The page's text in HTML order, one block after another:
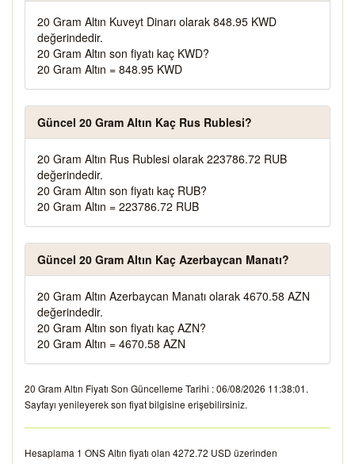
20 Gram Altın Kuveyt Dinarı olarak 848.95 KWD
değerindedir.
20 Gram Altın son fiyatı kaç KWD?
20 Gram Altın = 848.95 KWD
Güncel 20 Gram Altın Kaç Rus Rublesi?
20 Gram Altın Rus Rublesi olarak 223786.72 RUB
değerindedir.
20 Gram Altın son fiyatı kaç RUB?
20 Gram Altın = 223786.72 RUB
Güncel 20 Gram Altın Kaç Azerbaycan Manatı?
20 Gram Altın Azerbaycan Manatı olarak 4670.58 AZN
değerindedir.
20 Gram Altın son fiyatı kaç AZN?
20 Gram Altın = 4670.58 AZN
20 Gram Altın Fiyatı Son Güncelleme Tarihi : 06/08/2026 11:38:01.
Sayfayı yenileyerek son fiyat bilgisine erişebilirsiniz.
Hesaplama 1 ONS Altın fiyatı olan 4272.72 USD üzerinden